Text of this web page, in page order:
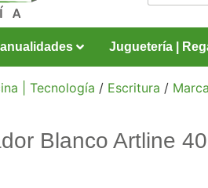
Juguetería |
| Tecnología / Escritura /
Blanco Artline